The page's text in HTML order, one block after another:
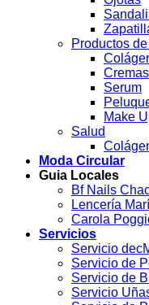
Productos
Cremas
Serum
Make
Salud
Moda Circular
Guia Locales
Bf Nails
Lencería
Carola
Servicios
Servicio
Servicio de
Servicio de
Servicio